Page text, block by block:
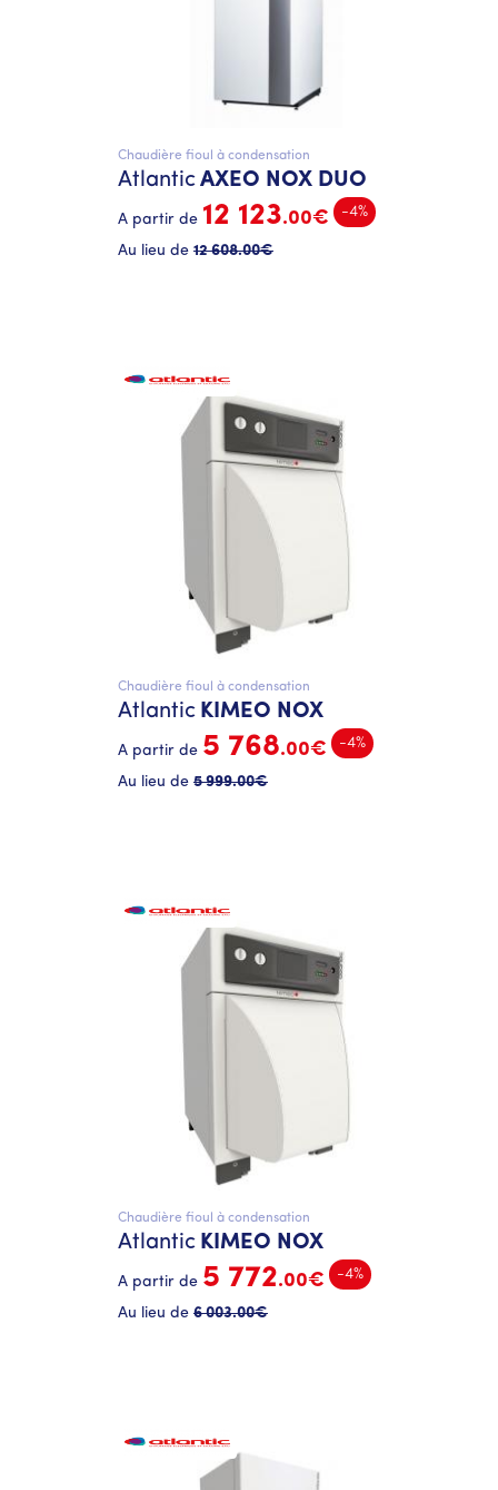
Chaudière fioul à condensation
Atlantic AXEO NOX DUO
A partir de 12 123.00€ -4%
Au lieu de 12 608.00€
Chaudière fioul à condensation
Atlantic KIMEO NOX
A partir de 5 768.00€ -4%
Au lieu de 5 999.00€
Chaudière fioul à condensation
Atlantic KIMEO NOX
A partir de 5 772.00€ -4%
Au lieu de 6 003.00€